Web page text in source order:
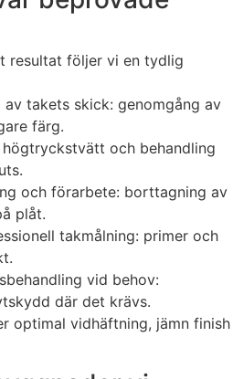
resultat följer vi en tydlig
takets skick: genomgång av
färg.
och behandling
och förarbete: borttagning av
plåt.
takmålning: primer och
vid behov:
där det krävs.
optimal vidhäftning, jämn finish